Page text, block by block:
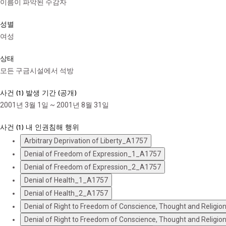
이름이 파악된 수감자
성별
여성
상태
모든 구금시설에서 석방
사건 (1) 발생 기간 (공개)
2001년 3월 1일 ~ 2001년 8월 31일
사건 (1) 내 인권침해 행위
Arbitrary Deprivation of Liberty_A1757
Denial of Freedom of Expression_1_A1757
Denial of Freedom of Expression_2_A1757
Denial of Health_1_A1757
Denial of Health_2_A1757
Denial of Right to Freedom of Conscience, Thought and
Denial of Right to Freedom of Conscience, Thought and